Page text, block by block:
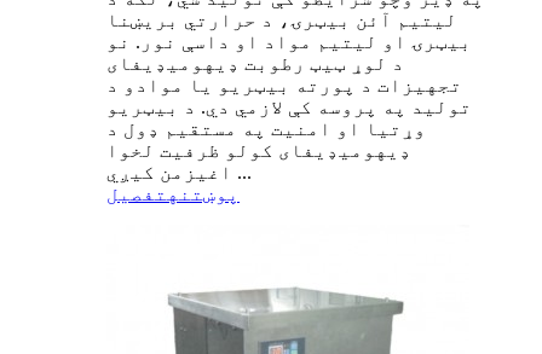
لیتیم آئن بیټرۍ، د حرارتي بریښنا
بیټرۍ او لیتیم مواد او داسې نور. نو
د لوړ ټیټ رطوبت ډیهومیډیفای
تجهیزات د پورته بیټریو یا موادو د
تولید په پروسه کې لازمي دي. د بیټریو
وړتیا او امنیت په مستقیم ډول د
ډیهومیډیفای کولو ظرفیت لخوا
اغیزمن کیږي ...
پوښتنهتفصیل